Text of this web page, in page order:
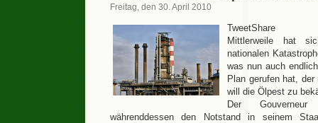
Freitag, den 30. April 2010
TweetShare
Mittlerweile hat
nationalen
was nun auch
Plan gerufen hat,
will die Ölpest zu
Der
währenddessen den Notstand in seinem